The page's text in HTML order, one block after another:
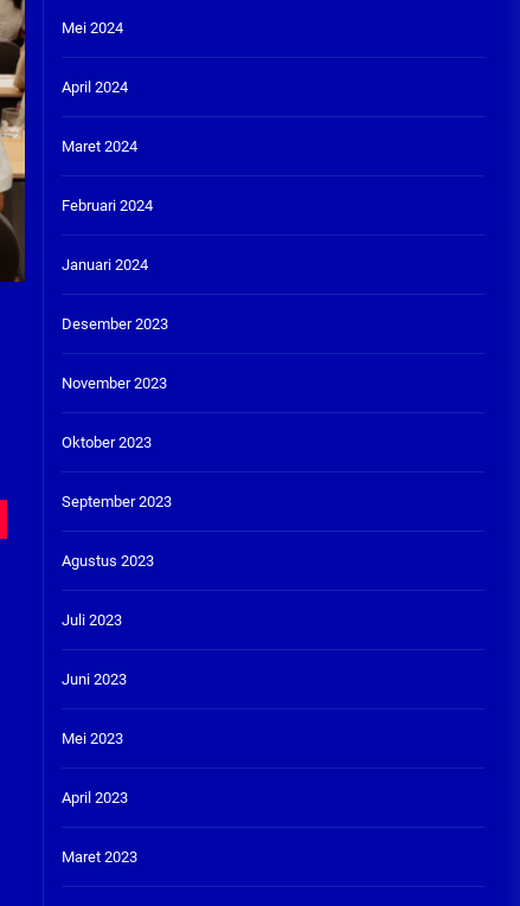
Mei 2024
April 2024
Maret 2024
Februari 2024
Januari 2024
Desember 2023
November 2023
Oktober 2023
September 2023
Agustus 2023
Juli 2023
Juni 2023
Mei 2023
April 2023
Maret 2023